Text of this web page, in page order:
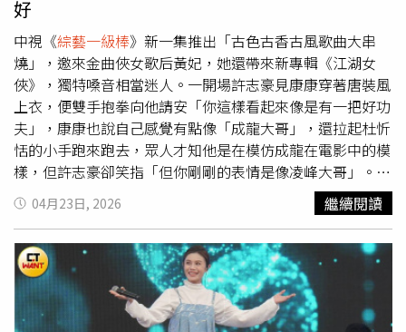
經典對唱〈歹逗陣〉。（圖／中視提供）他也進一步分享，
當年「韓流」尚未盛行，韓國唱片公司曾來台灣邀請音樂人
翻唱作品，只要改為國語版本即可，而〈女人的選擇〉正是
當時代表作之一，這首歌在韓國累積高達2000萬張銷量，
成績相當驚人。當進入經典的「CP對唱」單元，分別由
「森恬CP」李子森、杜忻恬演唱〈甲妳惜命命〉，「美孟
CP」陳孟賢、吳美琳帶來〈你是我的寶貝〉，以及「豪鈞
CP」許志豪、翁鈺鈞詮釋〈最愛的人〉，而新CP組合是吳
俊宏、朱海君則合唱〈憂愁的牡丹〉。他們兩位被稱為「宏
海CP」，還被笑稱是最有「錢」途的組合，宛如擁有「鴻
海」股票般的績優股，笑翻全場。康康則幽默表示：「許志
豪跟翁鈺鈞這組CP比較沒有說服力，因為這首歌翁鈺鈞之
前已經跟別人對唱過。」他更補充，那位「更有資格」的對
象正是陳孟賢，因為歌詞唱的是「最『矮』的人」（台語
「愛」與「矮」同音），因為許志豪比較高，這句神來之
好
中視《綜藝一級棒》新一集推出「古色古香古風歌曲大串
燒」，邀來金曲俠女歌后黃妃，她還帶來新專輯《江湖女
俠》，獨特嗓音相當迷人。一開場許志豪見康康穿著唐裝風
上衣，便雙手抱拳向他請安「你這樣看起來像是有一把好功
夫」，康康也說自己感覺有點像「成龍大哥」，還拉起杜忻
恬的小手跑來跑去，眾人才知他是在模仿成龍在電影中的模
樣，但許志豪卻笑指「但你剛剛的表情是像凌峰大哥」。節
目中眾歌手輪番帶來多首高難度歌曲，包括郭婷筠、蘇宥蓉
演唱〈斷腸詩〉，翁鈺鈞、吳申梅詮釋〈月彎彎〉，以及陳
隨意、許志豪合唱〈戲棚腳〉，吳俊宏、沈建豪則帶來氣勢
磅礡的〈玄武英雄〉，嶄露舞台張力與歌唱實力，連康康都
讚嘆：「這些歌要是沒有很熟，可能要錄到明天，因為光是
用台語唸就很難唸。」 而朱海君與蘇宥蓉合唱〈相思聲
聲〉一曲讓人驚艷，蘇宥蓉還挑戰合聲，坦言演出前壓力爆
04月23日, 2026 繼續閱讀